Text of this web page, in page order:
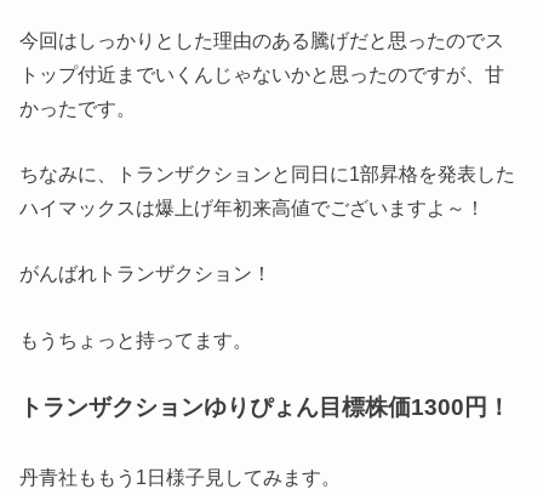
今回はしっかりとした理由のある騰げだと思ったのでス
トップ付近までいくんじゃないかと思ったのですが、甘
かったです。
ちなみに、トランザクションと同日に1部昇格を発表した
ハイマックスは爆上げ年初来高値でございますよ～！
がんばれトランザクション！
もうちょっと持ってます。
トランザクションゆりぴょん目標株価1300円！
丹青社ももう1日様子見してみます。